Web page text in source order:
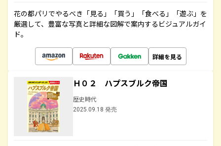
花の都パリでやるべき「見る」「買う」「食べる」「遊ぶ」を
厳選して、豊富な写真と詳細な図解で案内するビジュアルガイ
ド。
詳細を見る
Ｈ０２ ハプスブルク帝国
歴史時代
2025.09.18 発売